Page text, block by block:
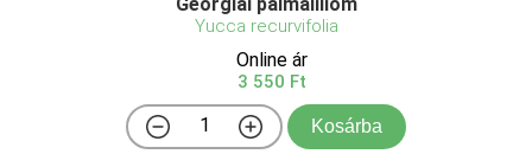
Yucca recurvifolia
Online ár
3 550 Ft
Kosárba